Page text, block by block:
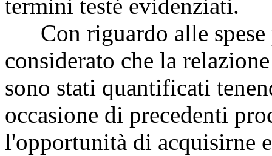
termini testé evidenziati.
Con riguardo alle spese
considerato che la
sono stati quantificati
occasione di precedenti
l'opportunità di acquisirne